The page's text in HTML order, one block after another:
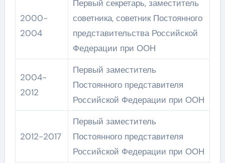
2000-
2004
Первый секретарь, заместитель
советника, советник Постоянного
представительства Российской
Федерации при ООН
2004-
2012
Первый заместитель
Постоянного представителя
Российской Федерации при ООН
2012-2017
Первый заместитель
Постоянного представителя
Российской Федерации при ООН